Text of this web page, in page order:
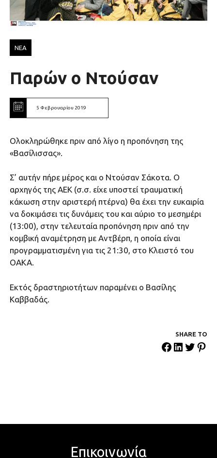
ΝΕΑ
Παρών ο Ντούσαν
5 Φεβρουαρίου 2019
Ολοκληρώθηκε πριν από λίγο η προπόνηση της
«Βασίλισσας».
Σ’ αυτήν πήρε μέρος και ο Ντούσαν Σάκοτα. Ο
αρχηγός της ΑΕΚ (σ.σ. είχε υποστεί τραυματική
κάκωση στην αριστερή πτέρνα) θα έχει την ευκαιρία
να δοκιμάσει τις δυνάμεις του και αύριο το μεσημέρι
(13:00), στην τελευταία προπόνηση πριν από την
κομβική αναμέτρηση με Αντβέρπ, η οποία είναι
προγραμματισμένη για τις 21:30, στο Κλειστό του
ΟΑΚΑ.
Εκτός δραστηριοτήτων παραμένει ο Βασίλης
Καββαδάς.
SHARE ΤΟ
Επικοινωνία